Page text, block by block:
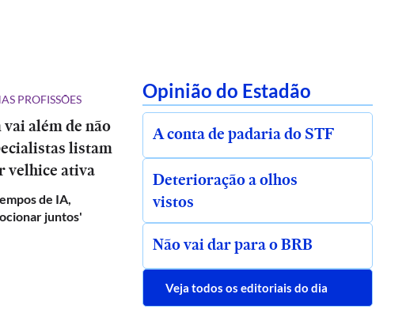
PROFISSÕES
além de não
listam
velhice ativa
de IA,
juntos'
Opinião do Estadão
A conta de padaria do STF
Deterioração a olhos
vistos
Não vai dar para o BRB
Veja todos os editoriais do dia